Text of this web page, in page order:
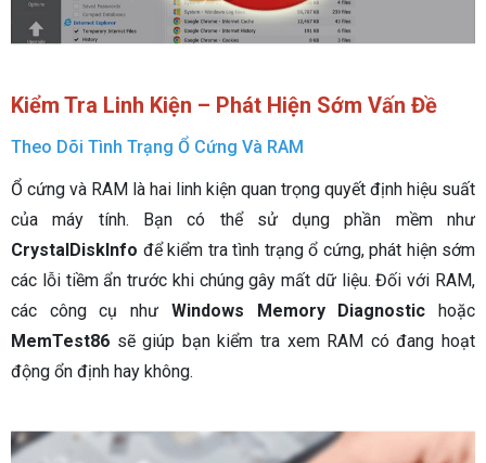
Kiểm Tra Linh Kiện – Phát Hiện Sớm Vấn Đề
Theo Dõi Tình Trạng Ổ Cứng Và RAM
Ổ cứng và RAM là hai linh kiện quan trọng quyết định hiệu suất
của máy tính. Bạn có thể sử dụng phần mềm như
CrystalDiskInfo để kiểm tra tình trạng ổ cứng, phát hiện sớm
các lỗi tiềm ẩn trước khi chúng gây mất dữ liệu. Đối với RAM,
các công cụ như Windows Memory Diagnostic hoặc
MemTest86 sẽ giúp bạn kiểm tra xem RAM có đang hoạt
động ổn định hay không.